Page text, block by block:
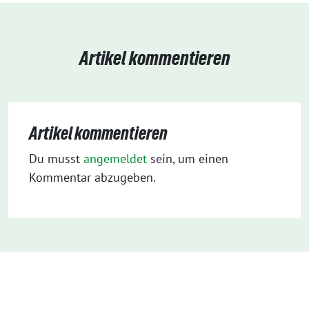
Artikel kommentieren
Artikel kommentieren
Du musst angemeldet sein, um einen
Kommentar abzugeben.